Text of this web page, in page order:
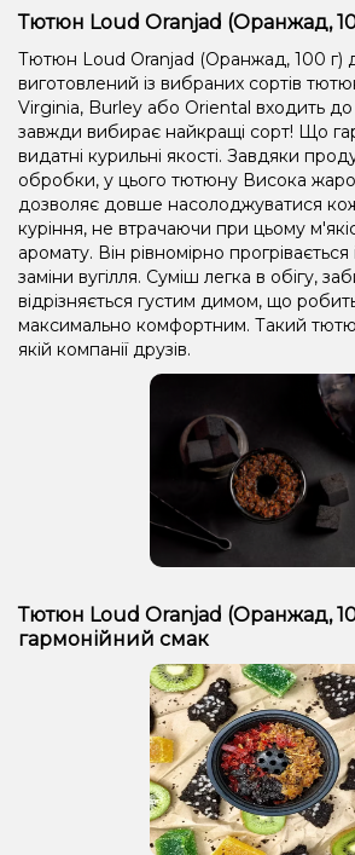
Тютюн Loud Oranjad (Оранжад,
Тютюн Loud Oranjad (Оранжад, 100 г)
виготовлений із вибраних сортів
Virginia, Burley або Oriental входить
завжди вибирає найкращі сорт! Що
видатні курильні якості. Завдяки
обробки, у цього тютюну Висока
дозволяє довше насолоджуватися
куріння, не втрачаючи при цьому
аромату. Він рівномірно прогрівається
заміни вугілля. Суміш легка в обігу,
відрізняється густим димом, що
максимально комфортним. Такий
якій компанії друзів.
Тютюн Loud Oranjad (Оранжад,
гармонійний смак